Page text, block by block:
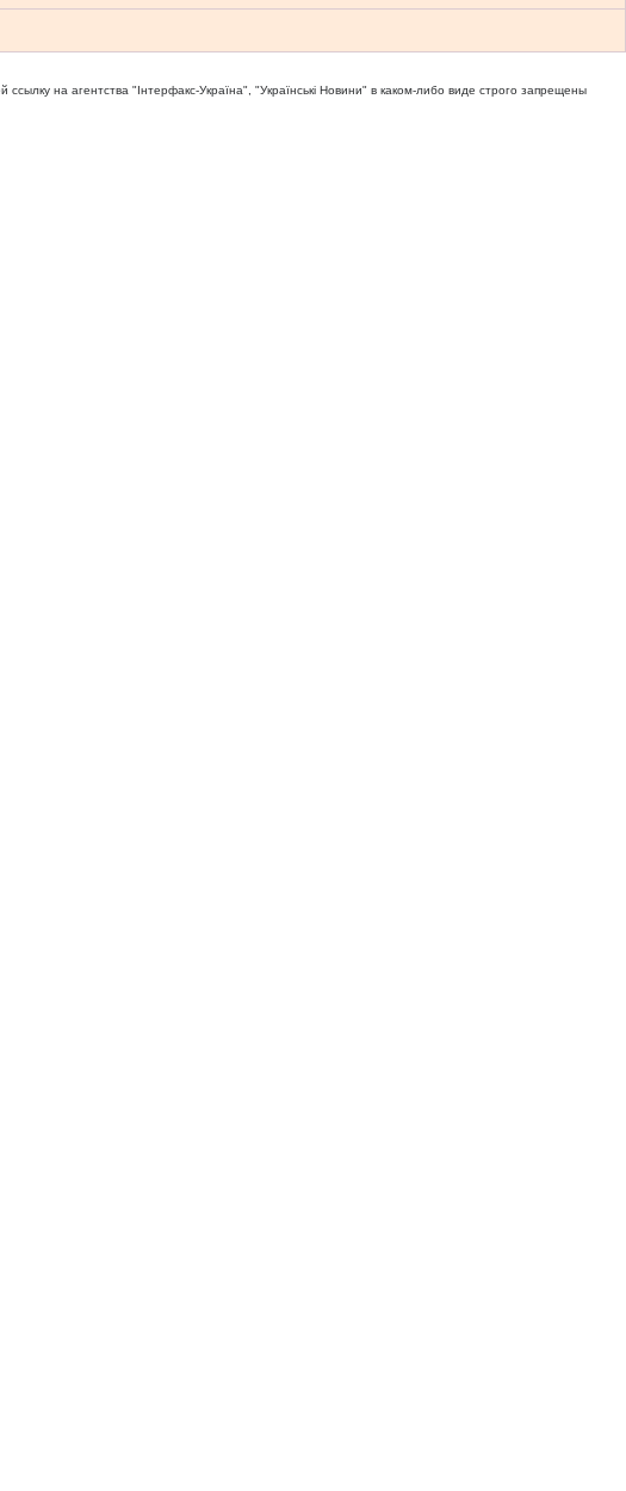
на агентства "Iнтерфакс-Україна", "Українськi Новини" в каком-либо виде строго запрещены